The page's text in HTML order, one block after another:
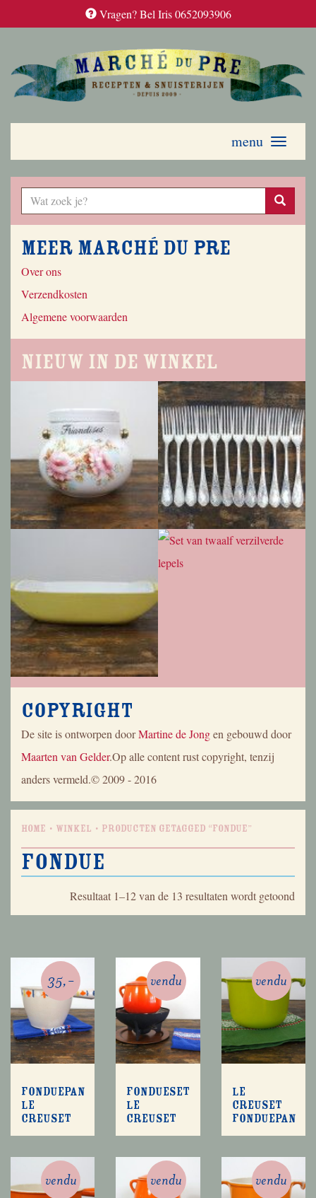
Vragen? Bel Iris 0652093906
Toggle
menu
Meer Marché du Pre
Over ons
Verzendkosten
Algemene voorwaarden
Nieuw in de winkel
Copyright
De site is ontworpen doorMartine de Jongen gebouwd door
Maarten van Gelder.Op alle content rust copyright, tenzij
anders vermeld.© 2009 - 2016
Home Winkel Producten getagged “fondue”
fondue
Resultaat 1–12 van de 13 resultaten wordt getoond
op
Fonduepan
Le
Creuset
35,-
Fondueset
Le
Creuset
vendu
Le
Creuset
fonduepan
vendu
vendu vendu vendu